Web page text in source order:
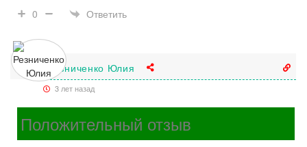
0
Ответить
Резниченко Юлия
3 лет назад
Положительный отзыв